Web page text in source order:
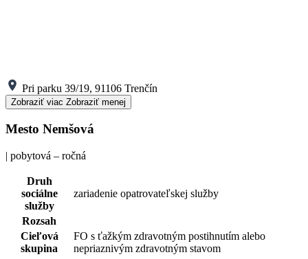
Pri parku 39/19, 91106 Trenčín
Zobraziť viac Zobraziť menej
Mesto Nemšová
| pobytová – ročná
Druh
sociálne
služby
zariadenie opatrovateľskej služby
Rozsah
Cieľová
skupina
FO s ťažkým zdravotným postihnutím alebo
nepriaznivým zdravotným stavom